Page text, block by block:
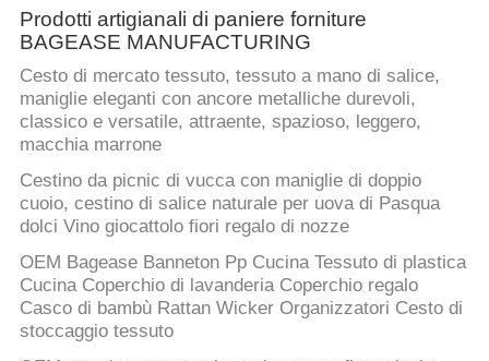
Prodotti artigianali di paniere forniture
BAGEASE MANUFACTURING
Cesto di mercato tessuto, tessuto a mano di salice,
maniglie eleganti con ancore metalliche durevoli,
classico e versatile, attraente, spazioso, leggero,
macchia marrone
Cestino da picnic di vucca con maniglie di doppio
cuoio, cestino di salice naturale per uova di Pasqua
dolci Vino giocattolo fiori regalo di nozze
OEM Bagease Banneton Pp Cucina Tessuto di plastica
Cucina Coperchio di lavanderia Coperchio regalo
Casco di bambù Rattan Wicker Organizzatori Cesto di
stoccaggio tessuto